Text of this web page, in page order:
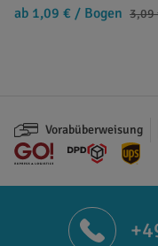
ab 1,09 € / Bogen 3,09
Vorabüberweisung